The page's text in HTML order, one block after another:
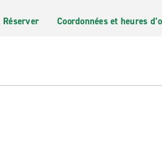
Réserver Coordonnées et heures